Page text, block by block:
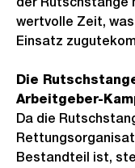
wertvolle Zeit,
Einsatz
Die
Arbeitgeber-
Da die
Bestandteil ist,